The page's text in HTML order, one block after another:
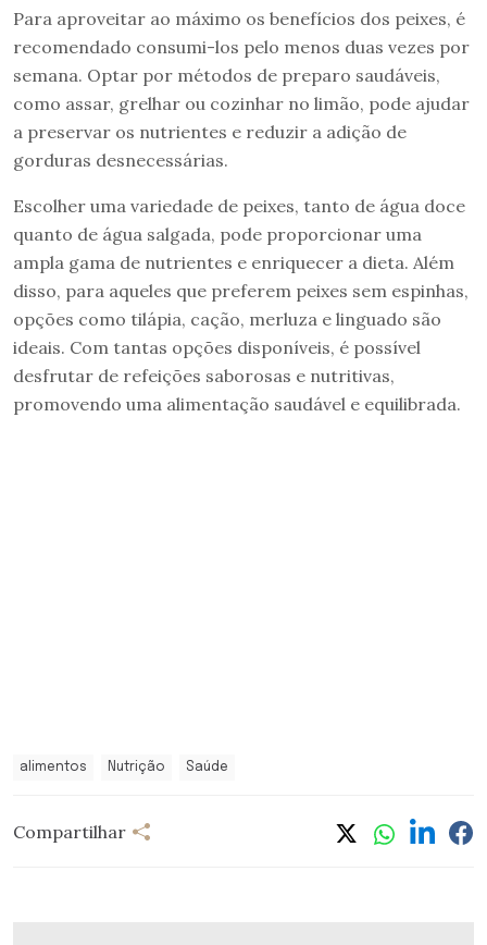
Para aproveitar ao máximo os benefícios dos peixes, é
recomendado consumi-los pelo menos duas vezes por
semana. Optar por métodos de preparo saudáveis,
como assar, grelhar ou cozinhar no limão, pode ajudar
a preservar os nutrientes e reduzir a adição de
gorduras desnecessárias.
Escolher uma variedade de peixes, tanto de água doce
quanto de água salgada, pode proporcionar uma
ampla gama de nutrientes e enriquecer a dieta. Além
disso, para aqueles que preferem peixes sem espinhas,
opções como tilápia, cação, merluza e linguado são
ideais. Com tantas opções disponíveis, é possível
desfrutar de refeições saborosas e nutritivas,
promovendo uma alimentação saudável e equilibrada.
alimentos Nutrição Saúde
Compartilhar